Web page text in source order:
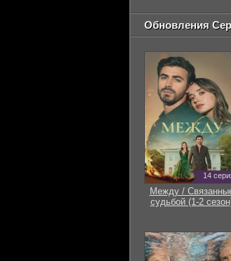
Обновления
14
Между /
судьбой (1-2